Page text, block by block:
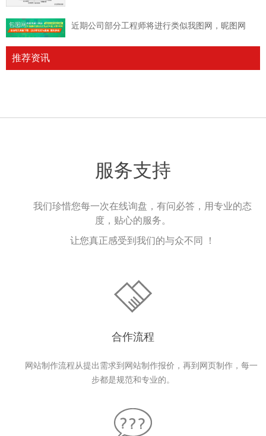
近期公司部分工程师将进行类似我图网，昵图网
推荐资讯
服务支持
我们珍惜您每一次在线询盘，有问必答，用专业的态
度，贴心的服务。
让您真正感受到我们的与众不同 ！
合作流程
网站制作流程从提出需求到网站制作报价，再到网页制作，每一
步都是规范和专业的。